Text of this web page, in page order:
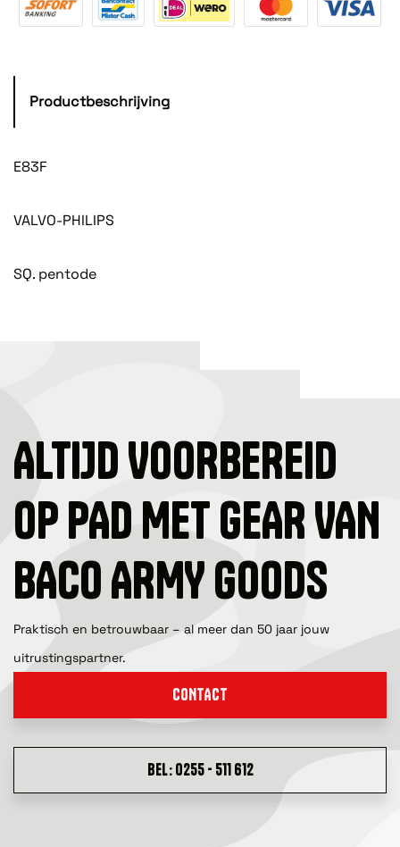
Productbeschrijving
E83F
VALVO-PHILIPS
SQ. pentode
ALTIJD VOORBEREID
OP PAD MET GEAR VAN
BACO ARMY GOODS
Praktisch en betrouwbaar – al meer dan 50 jaar jouw
uitrustingspartner.
CONTACT
BEL: 0255 - 511 612